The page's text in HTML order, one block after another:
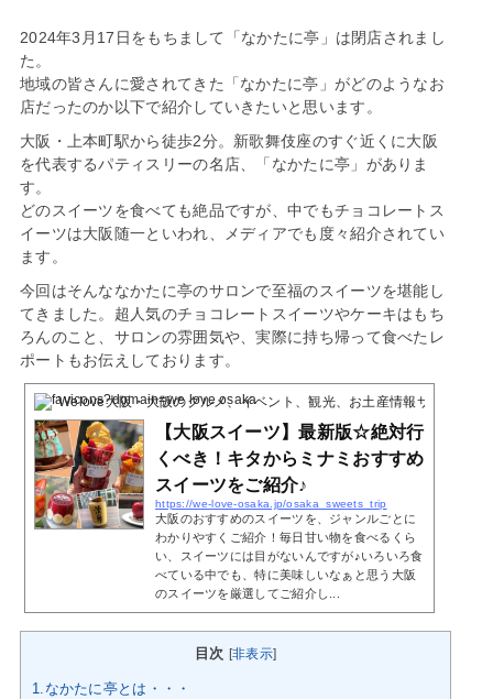
2024年3月17日をもちまして「なかたに亭」は閉店されまし
た。
地域の皆さんに愛されてきた「なかたに亭」がどのようなお
店だったのか以下で紹介していきたいと思います。
大阪・上本町駅から徒歩2分。新歌舞伎座のすぐ近くに大阪
を代表するパティスリーの名店、「なかたに亭」がありま
す。
どのスイーツを食べても絶品ですが、中でもチョコレートス
イーツは大阪随一といわれ、メディアでも度々紹介されてい
ます。
今回はそんななかたに亭のサロンで至福のスイーツを堪能し
てきました。超人気のチョコレートスイーツやケーキはもち
ろんのこと、サロンの雰囲気や、実際に持ち帰って食べたレ
ポートもお伝えしております。
Welove大阪・大阪のグルメ、イベント、観光、お土産情報サイト
【大阪スイーツ】最新版☆絶対行
くべき！キタからミナミおすすめ
スイーツをご紹介♪
https://we-love-osaka.jp/osaka_sweets_trip
大阪のおすすめのスイーツを、ジャンルごとに
わかりやすくご紹介！毎日甘い物を食べるくら
い、スイーツには目がないんですが♪いろいろ食
べている中でも、特に美味しいなぁと思う大阪
のスイーツを厳選してご紹介し...
目次 [非表示]
1.なかたに亭とは・・・